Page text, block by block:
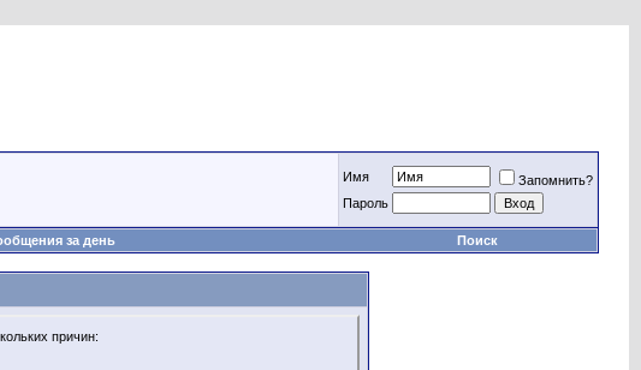
Имя
Запомнить?
Пароль
за день Поиск
причин: